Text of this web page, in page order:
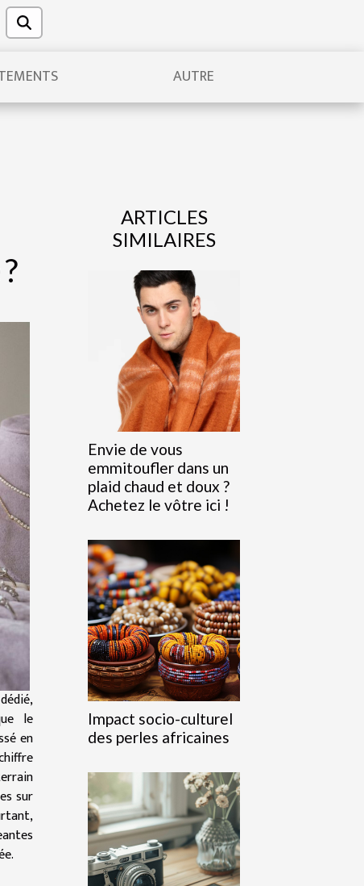
AUTRE
le
en
sur
ARTICLES
SIMILAIRES
Envie de vous
emmitoufler dans un
plaid chaud et doux ?
Achetez le vôtre ici !
Impact socio-culturel
des perles africaines